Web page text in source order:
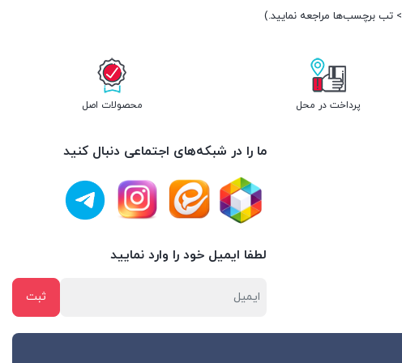
پرداخت در محل محصولات اصل
ما را در شبکه‌های اجتماعی دنبال کنید
لطفا ایمیل خود را وارد نمایید